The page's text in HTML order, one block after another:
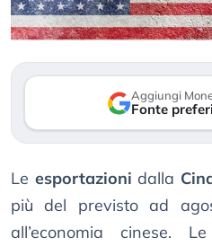
Aggiungi
Fonte
Le esportazioni dalla
più del previsto ad
all’economia cinese.